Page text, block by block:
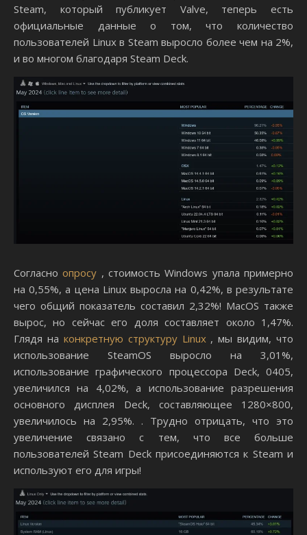
Steam, который публикует Valve, теперь есть
официальные данные о том, что количество
пользователей Linux в Steam выросло более чем на 2%,
и во многом благодаря Steam Deck.
Согласноопросу , стоимость Windows упала примерно
на 0,55%, а цена Linux выросла на 0,42%, в результате
чего общий показатель составил 2,32%! MacOS также
вырос, но сейчас его доля составляет около 1,47%.
Глядя на конкретную структуру Linux, мы видим, что
использование SteamOS выросло на 3,01%,
использование графического процессора Deck, 0405,
увеличился на 4,02%, а использование разрешения
основного дисплея Deck, составляющее 1280×800,
увеличилось на 2,95%. . Трудно отрицать, что это
увеличение связано с тем, что все больше
пользователей Steam Deck присоединяются к Steam и
используют его для игры!